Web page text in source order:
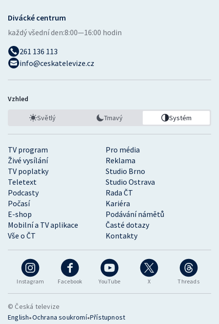
Rychlobruslení
Short track
Stolní tenis
Triatlon
Veslování
Vodní slalom
Volejbal
Ostatní
Instagram Facebook YouTube X Threads
TV program
Pro média
Živé vysílání
Reklama
TV poplatky
Studio Brno
Teletext
Studio Ostrava
Podcasty
Rada ČT
Počasí
Kariéra
E-shop
Podávání námětů
Mobilní a TV aplikace
Časté dotazy
Vše o ČT
Kontakty
Divácké centrum
každý všední den:8:00—16:00 hodin
261 136 113
info@ceskatelevize.cz
Vzhled
Světlý Tmavý Systém
© Česká televize
English•Ochrana soukromí•Přístupnost